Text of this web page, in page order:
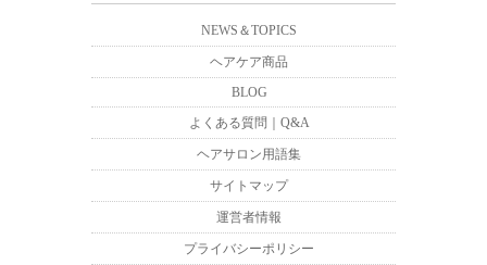
NEWS＆TOPICS
ヘアケア商品
BLOG
よくある質問｜Q&A
ヘアサロン用語集
サイトマップ
運営者情報
プライバシーポリシー